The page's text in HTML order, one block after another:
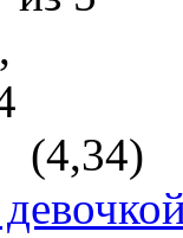
(4,34)